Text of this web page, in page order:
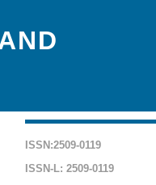
ISSN:2509-0119
ISSN-L: 2509-0119